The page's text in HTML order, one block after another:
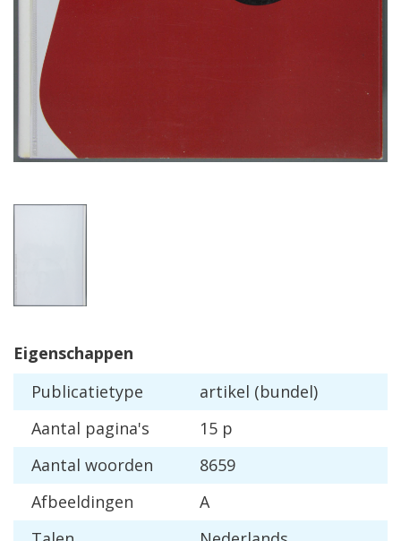
Eigenschappen
Publicatietype
artikel (bundel)
Aantal pagina's
15 p
Aantal woorden
8659
Afbeeldingen
A